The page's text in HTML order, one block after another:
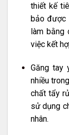
thiết kế
bảo được
làm bằng
việc kết
Găng tay
nhiều
chất tẩy
sử dụng
nhân.